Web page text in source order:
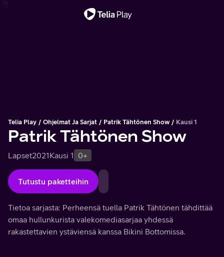
Telia Play Ohjelmat Ja Sarjat Patrik Tähtönen Show Kausi 1
Patrik Tähtönen Show
Lapset2021Kausi 1 0+
Tutustu paketteihin
Tietoa sarjasta: Perheensä tuella Patrik Tähtönen tähdittää
omaa hullunkurista valekomediasarjaa yhdessä
rakastettavien ystäviensä kanssa Bikini Bottomissa.